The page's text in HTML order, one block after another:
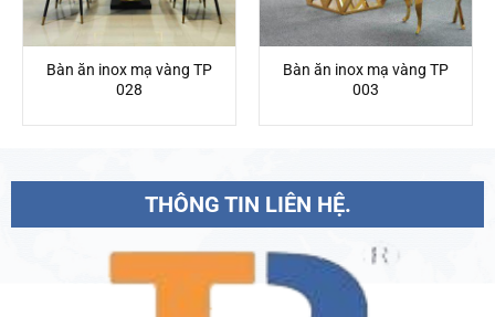
Bàn ăn inox mạ vàng TP
028
Bàn ăn inox mạ vàng TP
003
THÔNG TIN LIÊN HỆ.